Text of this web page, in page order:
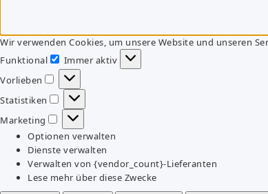
Wir verwenden Cookies, um unsere Website und unseren
Funktional
Funktional
Immer aktiv
Vorlieben
Vorlieben
Statistiken
Statistiken
Marketing
Marketing
Optionen verwalten
Dienste verwalten
Verwalten von {vendor_count}-Lieferanten
Lese mehr über diese Zwecke